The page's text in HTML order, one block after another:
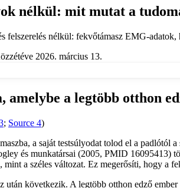
nélkül: mit mutat a
felszerelés nélkül: fekvőtámasz EMG-
2026. március 13.
amelybe a legtöbb otthon
; Source 4)
a saját testsúlyodat tolod el a padlótól
és munkatársai (2005, PMID 16095413)
a széles változat. Ez megerősíti, hogy a
után következik. A legtöbb otthon edző